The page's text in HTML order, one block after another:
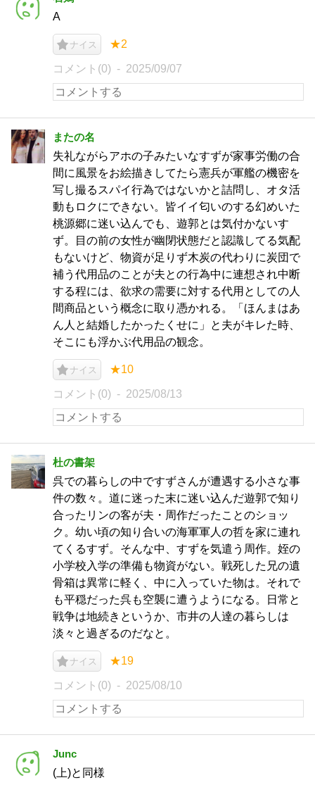
A
ナイス ★2
コメント(0) 2025/09/07
またの名
失礼ながらアホの子みたいなすずが家事労働の合
間に風景をお絵描きしてたら憲兵が軍艦の機密を
写し撮るスパイ行為ではないかと詰問し、オタ活
動もロクにできない。皆イイ匂いのする幻めいた
桃源郷に迷い込んでも、遊郭とは気付かないす
ず。目の前の女性が幽閉状態だと認識してる気配
もないけど、物資が足りず木炭の代わりに炭団で
補う代用品のことが夫との行為中に連想され中断
する程には、欲求の需要に対する代用としての人
間商品という概念に取り憑かれる。「ほんまはあ
ん人と結婚したかったくせに」と夫がキレた時、
そこにも浮かぶ代用品の観念。
ナイス ★10
コメント(0) 2025/08/13
杜の書架
呉での暮らしの中ですずさんが遭遇する小さな事
件の数々。道に迷った末に迷い込んだ遊郭で知り
合ったリンの客が夫・周作だったことのショッ
ク。幼い頃の知り合いの海軍軍人の哲を家に連れ
てくるすず。そんな中、すずを気遣う周作。姪の
小学校入学の準備も物資がない。戦死した兄の遺
骨箱は異常に軽く、中に入っていた物は。それで
も平穏だった呉も空襲に遭うようになる。日常と
戦争は地続きというか、市井の人達の暮らしは
淡々と過ぎるのだなと。
ナイス ★19
コメント(0) 2025/08/10
Junc
(上)と同様